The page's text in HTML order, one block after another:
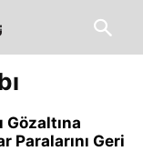
Gözaltına
Paralarını Geri